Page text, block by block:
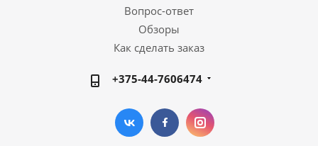
Вопрос-ответ
Обзоры
Как сделать заказ
+375-44-7606474